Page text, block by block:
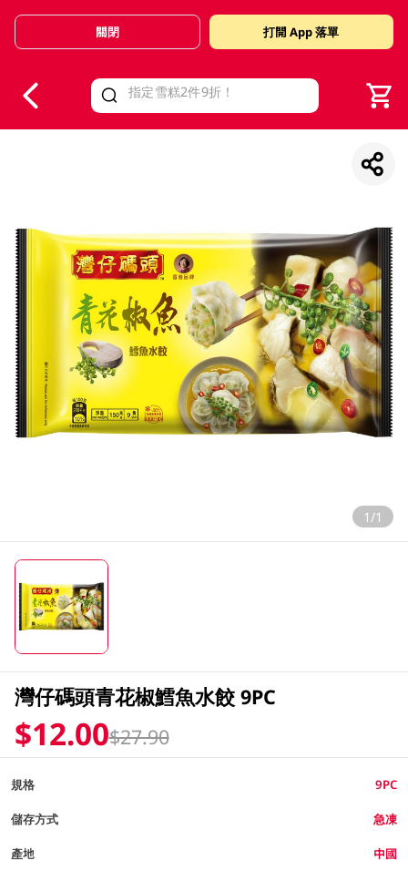
Valid Until 30 June 2026
關閉 打開 App 落單
1/1
灣仔碼頭青花椒鱈魚水餃 9PC
$12.00$27.90
規格 9PC
儲存方式 急凍
產地 中國